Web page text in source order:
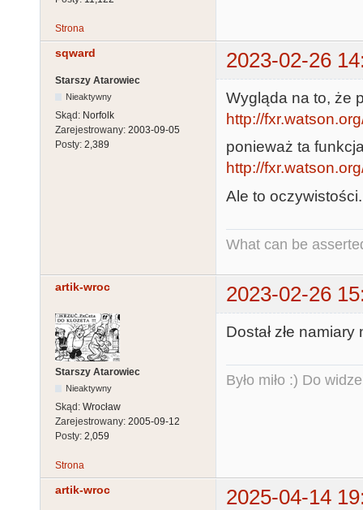
[
[
[
[
[
[
[
[
[   1.0000050]
o
[
multimedia,
0 dev 2
[   1.0000050]
[   1.0000050]
Strona
sqward 2023-02-26
Starszy Atarowiec
Nieaktywny
Skąd: Norfolk
Zarejestrowany: 2003-09-05
Posty: 2,389
Wygląda na to, że
http://
ponieważ ta
http://
Ale to
What can be
artik-wroc 2023-02-26
Starszy Atarowiec
Nieaktywny
Skąd: Wrocław
Zarejestrowany: 2005-09-12
Posty: 2,059
Dostał złe
Było miło :) Do
Strona
artik-wroc 2025-04-14